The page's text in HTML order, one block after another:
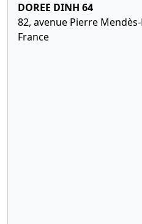
DOREE DINH 64
82, avenue Pierre
France